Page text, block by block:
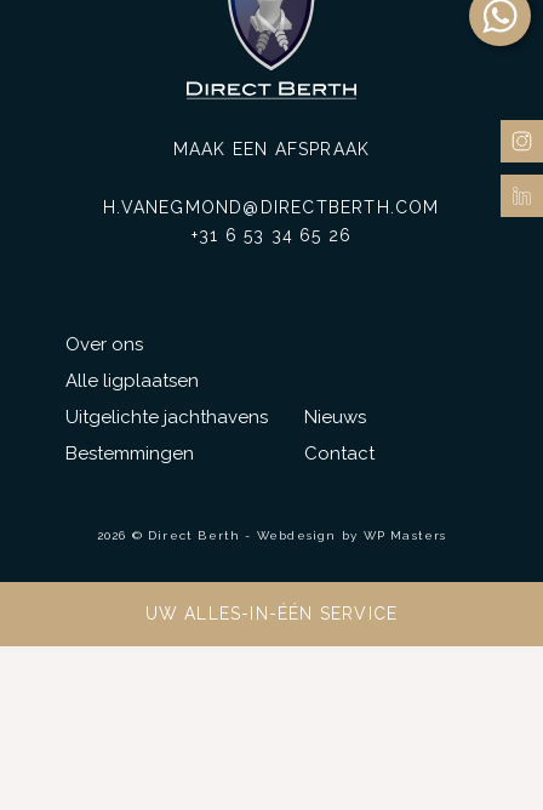
Over ons
Alle ligplaatsen
Uitgelichte jachthavens
Bestemmingen
MAAK EEN AFSPRAAK
H.VANEGMOND@DIRECTBERTH.COM
+31 6 53 34 65 26
Nieuws
Contact
2026 © Direct Berth - Webdesign by WP Masters
UW ALLES-IN-ÉÉN SERVICE